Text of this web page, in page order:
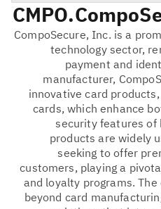
CMPO
CompoSecure, Inc. is a
technology sector,
payment and
manufacturer,
innovative card
cards, which enhance
security features of
products are widely
seeking to offer
customers, playing a
and loyalty programs.
beyond card